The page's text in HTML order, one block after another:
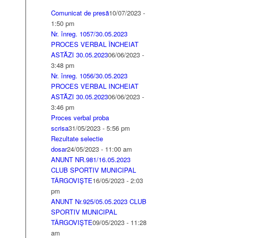
Comunicat de presă10/07/2023 -
1:50 pm
Nr. înreg. 1057/30.05.2023
PROCES VERBAL ÎNCHEIAT
ASTĂZI 30.05.202306/06/2023 -
3:48 pm
Nr. înreg. 1056/30.05.2023
PROCES VERBAL INCHEIAT
ASTĂZI 30.05.202306/06/2023 -
3:46 pm
Proces verbal proba
scrisa31/05/2023 - 5:56 pm
Rezultate selectie
dosar24/05/2023 - 11:00 am
ANUNT NR.981/16.05.2023
CLUB SPORTIV MUNICIPAL
TÂRGOVIŞTE16/05/2023 - 2:03
pm
ANUNT Nr.925/05.05.2023 CLUB
SPORTIV MUNICIPAL
TÂRGOVIŞTE09/05/2023 - 11:28
am